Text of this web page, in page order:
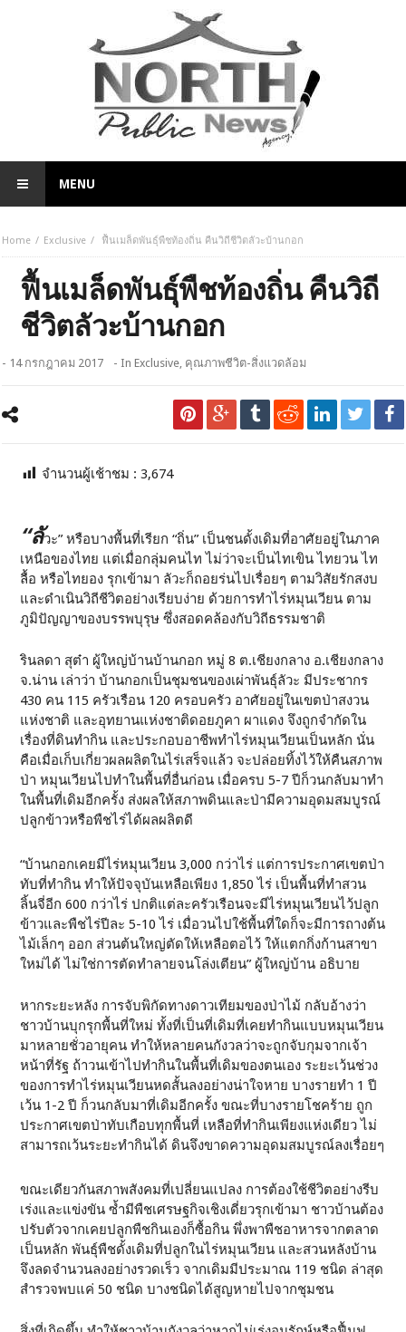
MENU
Home Exclusive ฟื้นเมล็ดพันธุ์พืชท้องถิ่น คืนวิถีชีวิตลัวะบ้านกอก
ฟื้นเมล็ดพันธุ์พืชท้องถิ่น คืนวิถี
ชีวิตลัวะบ้านกอก
- 14 กรกฎาคม 2017 - InExclusive, คุณภาพชีวิต-สิ่งแวดล้อม
จำนวนผู้เช้าชม :3,674
“ลัวะ” หรือบางพื้นที่เรียก “ถิ่น” เป็นชนดั้งเดิมที่อาศัยอยู่ในภาค
เหนือของไทย แต่เมื่อกลุ่มคนไท ไม่ว่าจะเป็นไทเขิน ไทยวน ไท
ลื้อ หรือไทยอง รุกเข้ามา ลัวะก็ถอยร่นไปเรื่อยๆ ตามวิสัยรักสงบ
และดำเนินวิถีชีวิตอย่างเรียบง่าย ด้วยการทำไร่หมุนเวียน ตาม
ภูมิปัญญาของบรรพบุรุษ ซึ่งสอดคล้องกับวิถีธรรมชาติ
รินลดา สุต๋า ผู้ใหญ่บ้านบ้านกอก หมู่ 8 ต.เชียงกลาง อ.เชียงกลาง
จ.น่าน เล่าว่า บ้านกอกเป็นชุมชนของเผ่าพันธุ์ลัวะ มีประชากร
430 คน 115 ครัวเรือน 120 ครอบครัว อาศัยอยู่ในเขตป่าสงวน
แห่งชาติ และอุทยานแห่งชาติดอยภูคา ผาแดง จึงถูกจำกัดใน
เรื่องที่ดินทำกิน และประกอบอาชีพทำไร่หมุนเวียนเป็นหลัก นั่น
คือเมื่อเก็บเกี่ยวผลผลิตในไร่เสร็จแล้ว จะปล่อยทิ้งไว้ให้คืนสภาพ
ป่า หมุนเวียนไปทำในพื้นที่อื่นก่อน เมื่อครบ 5-7 ปีก็วนกลับมาทำ
ในพื้นที่เดิมอีกครั้ง ส่งผลให้สภาพดินและป่ามีความอุดมสมบูรณ์
ปลูกข้าวหรือพืชไร่ได้ผลผลิตดี
“บ้านกอกเคยมีไร่หมุนเวียน 3,000 กว่าไร่ แต่การประกาศเขตป่า
ทับที่ทำกิน ทำให้ปัจจุบันเหลือเพียง 1,850 ไร่ เป็นพื้นที่ทำสวน
ลิ้นจี่อีก 600 กว่าไร่ ปกติแต่ละครัวเรือนจะมีไร่หมุนเวียนไว้ปลูก
ข้าวและพืชไร่ปีละ 5-10 ไร่ เมื่อวนไปใช้พื้นที่ใดก็จะมีการถางต้น
ไม้เล็กๆ ออก ส่วนต้นใหญ่ตัดให้เหลือตอไว้ ให้แตกกิ่งก้านสาขา
ใหม่ได้ ไม่ใช่การตัดทำลายจนโล่งเตียน” ผู้ใหญ่บ้าน อธิบาย
หากระยะหลัง การจับพิกัดทางดาวเทียมของป่าไม้ กลับอ้างว่า
ชาวบ้านบุกรุกพื้นที่ใหม่ ทั้งที่เป็นที่เดิมที่เคยทำกินแบบหมุนเวียน
มาหลายชั่วอายุคน ทำให้หลายคนกังวลว่าจะถูกจับกุมจากเจ้า
หน้าที่รัฐ ถ้าวนเข้าไปทำกินในพื้นที่เดิมของตนเอง ระยะเว้นช่วง
ของการทำไร่หมุนเวียนหดสั้นลงอย่างน่าใจหาย บางรายทำ 1 ปี
เว้น 1-2 ปี ก็วนกลับมาที่เดิมอีกครั้ง ขณะที่บางรายโชคร้าย ถูก
ประกาศเขตป่าทับเกือบทุกพื้นที่ เหลือที่ทำกินเพียงแห่งเดียว ไม่
สามารถเว้นระยะทำกินได้ ดินจึงขาดความอุดมสมบูรณ์ลงเรื่อยๆ
ขณะเดียวกันสภาพสังคมที่เปลี่ยนแปลง การต้องใช้ชีวิตอย่างรีบ
เร่งและแข่งขัน ซ้ำมีพืชเศรษฐกิจเชิงเดี่ยวรุกเข้ามา ชาวบ้านต้อง
ปรับตัวจากเคยปลูกพืชกินเองก็ซื้อกิน พึ่งพาพืชอาหารจากตลาด
เป็นหลัก พันธุ์พืชดั้งเดิมที่ปลูกในไร่หมุนเวียน และสวนหลังบ้าน
จึงลดจำนวนลงอย่างรวดเร็ว จากเดิมมีประมาณ 119 ชนิด ล่าสุด
สำรวจพบแค่ 50 ชนิด บางชนิดได้สูญหายไปจากชุมชน